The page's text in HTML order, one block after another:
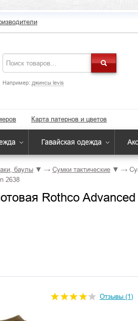
Например: джинсы levis
Карта патернов и цветов
Гавайская одежда
баулы ▼ → Сумки тактические ▼ →
2638
Rothco
Отзывы (1)